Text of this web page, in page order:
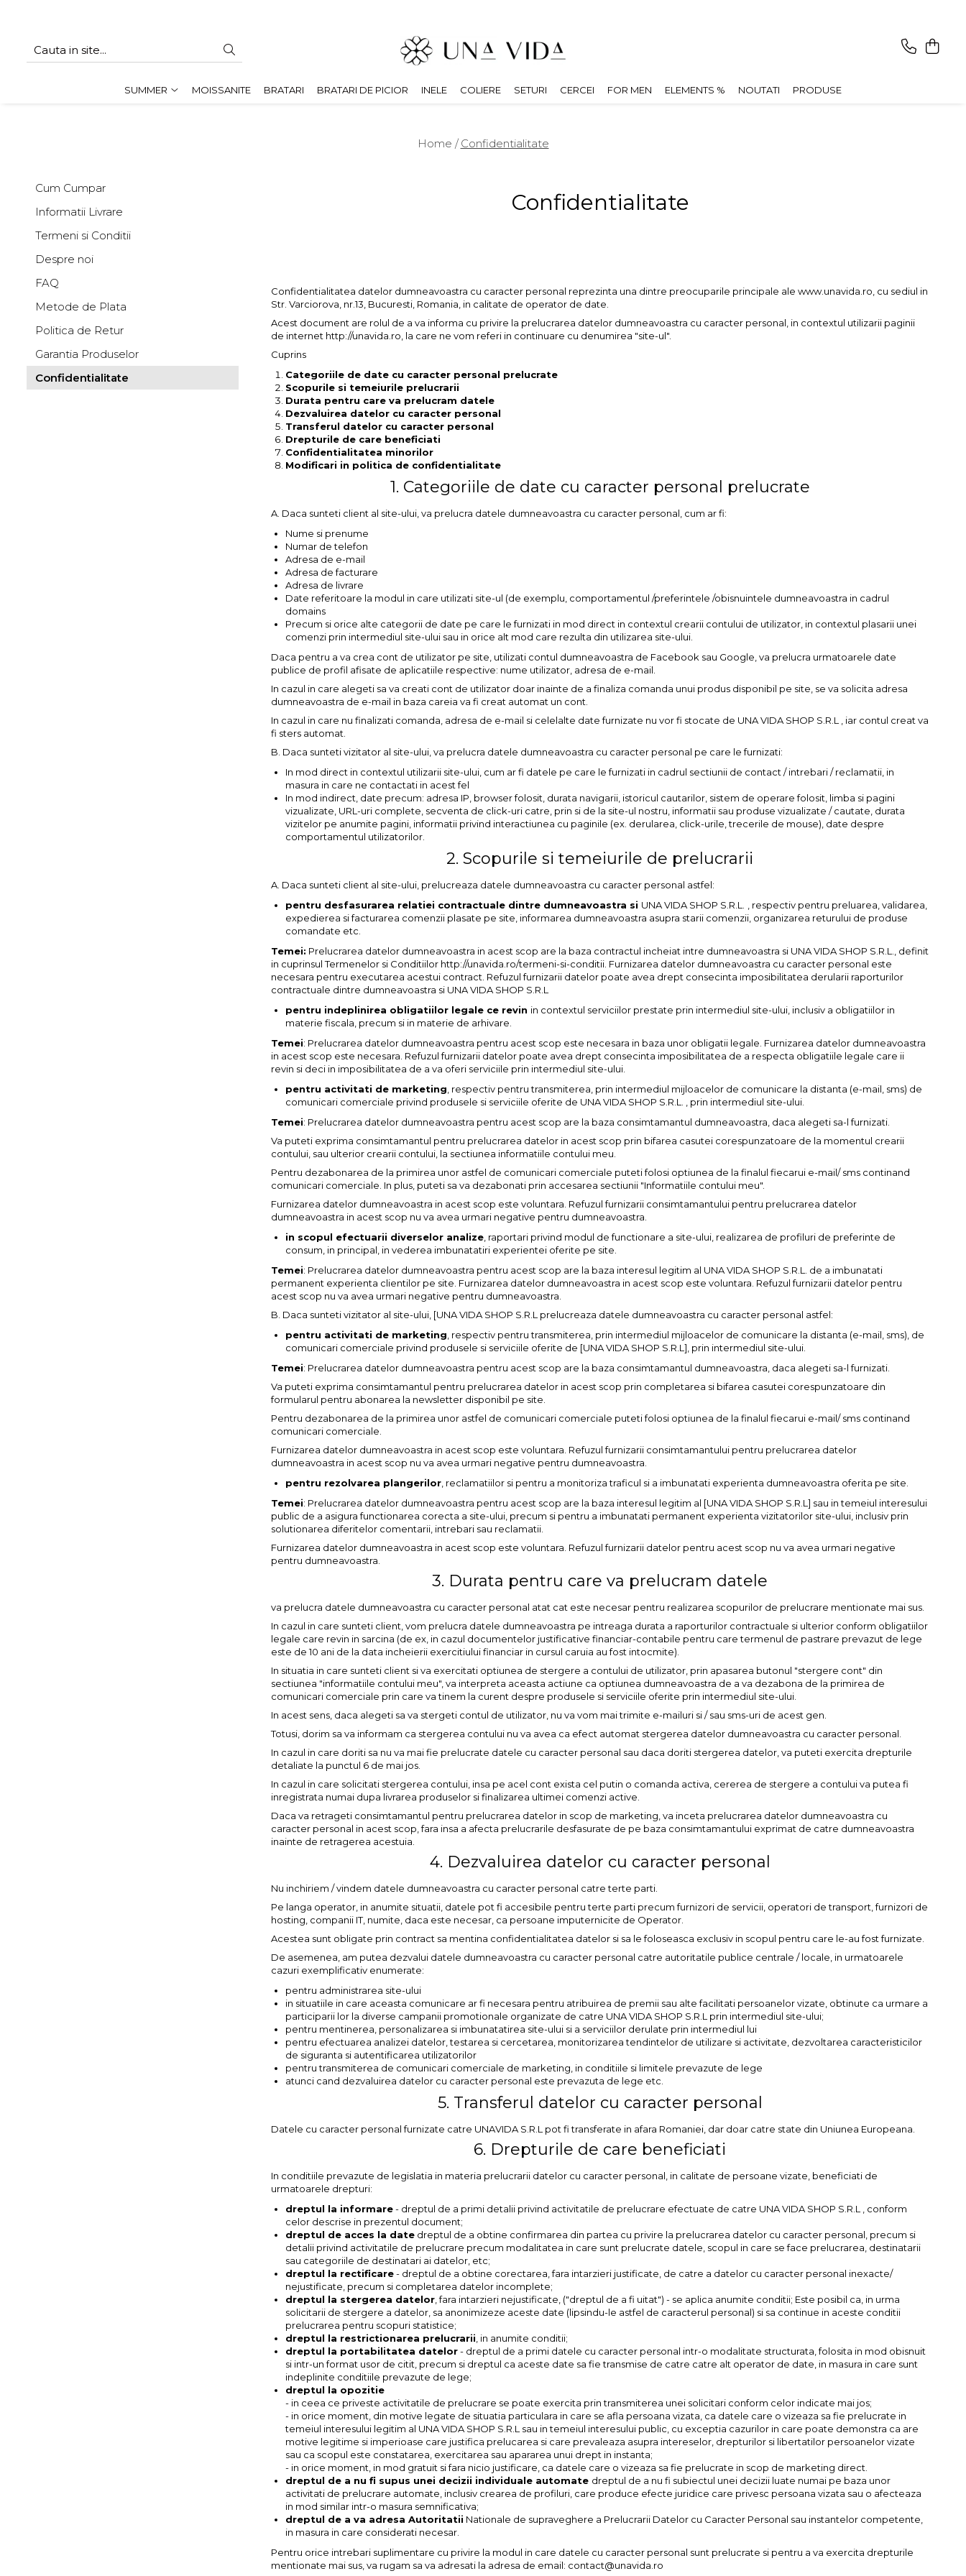
SUMMER
SUMMER MOISSANITE BRATARI BRATARI DE PICIOR INELE COLIERE SETURI CERCEI FOR MEN ELEMENTS % NOUTATI PRODUSE
Home / Confidentialitate
Confidentialitate
Confidentialitatea datelor dumneavoastra cu caracter personal reprezinta una dintre preocuparile principale ale www.unavida.ro, cu sediul in
Str. Varciorova, nr.13, Bucuresti, Romania, in calitate de operator de date.
Acest document are rolul de a va informa cu privire la prelucrarea datelor dumneavoastra cu caracter personal, in contextul utilizarii paginii
de internet http://unavida.ro, la care ne vom referi in continuare cu denumirea "site-ul".
Cuprins
Categoriile de date cu caracter personal prelucrate
Scopurile si temeiurile prelucrarii
Durata pentru care va prelucram datele
Dezvaluirea datelor cu caracter personal
Transferul datelor cu caracter personal
Drepturile de care beneficiati
Confidentialitatea minorilor
Modificari in politica de confidentialitate
1. Categoriile de date cu caracter personal prelucrate
A. Daca sunteti client al site-ului, va prelucra datele dumneavoastra cu caracter personal, cum ar fi:
Nume si prenume
Numar de telefon
Adresa de e-mail
Adresa de facturare
Adresa de livrare
Date referitoare la modul in care utilizati site-ul (de exemplu, comportamentul /preferintele /obisnuintele dumneavoastra in cadrul
domains
Precum si orice alte categorii de date pe care le furnizati in mod direct in contextul crearii contului de utilizator, in contextul plasarii unei
comenzi prin intermediul site-ului sau in orice alt mod care rezulta din utilizarea site-ului.
Daca pentru a va crea cont de utilizator pe site, utilizati contul dumneavoastra de Facebook sau Google, va prelucra urmatoarele date
publice de profil afisate de aplicatiile respective: nume utilizator, adresa de e-mail.
In cazul in care alegeti sa va creati cont de utilizator doar inainte de a finaliza comanda unui produs disponibil pe site, se va solicita adresa
dumneavoastra de e-mail in baza careia va fi creat automat un cont.
In cazul in care nu finalizati comanda, adresa de e-mail si celelalte date furnizate nu vor fi stocate de UNA VIDA SHOP S.R.L , iar contul creat va
fi sters automat.
B. Daca sunteti vizitator al site-ului, va prelucra datele dumneavoastra cu caracter personal pe care le furnizati:
In mod direct in contextul utilizarii site-ului, cum ar fi datele pe care le furnizati in cadrul sectiunii de contact / intrebari / reclamatii, in
masura in care ne contactati in acest fel
In mod indirect, date precum: adresa IP, browser folosit, durata navigarii, istoricul cautarilor, sistem de operare folosit, limba si pagini
vizualizate, URL-uri complete, secventa de click-uri catre, prin si de la site-ul nostru, informatii sau produse vizualizate / cautate, durata
vizitelor pe anumite pagini, informatii privind interactiunea cu paginile (ex. derularea, click-urile, trecerile de mouse), date despre
comportamentul utilizatorilor.
2. Scopurile si temeiurile de prelucrarii
A. Daca sunteti client al site-ului, prelucreaza datele dumneavoastra cu caracter personal astfel:
pentru desfasurarea relatiei contractuale dintre dumneavoastra si UNA VIDA SHOP S.R.L.
, respectiv pentru preluarea, validarea,
expedierea si facturarea comenzii plasate pe site, informarea dumneavoastra asupra starii comenzii, organizarea returului de produse
comandate etc.
Temei: Prelucrarea datelor dumneavoastra in acest scop are la baza contractul incheiat intre dumneavoastra si UNA VIDA SHOP S.R.L., definit
in cuprinsul Termenelor si Conditiilor http://unavida.ro/termeni-si-conditii. Furnizarea datelor dumneavoastra cu caracter personal este
necesara pentru executarea acestui contract. Refuzul furnizarii datelor poate avea drept consecinta imposibilitatea derularii raporturilor
contractuale dintre dumneavoastra si UNA VIDA SHOP S.R.L
pentru indeplinirea obligatiilor legale ce revin in contextul serviciilor prestate prin intermediul site-ului, inclusiv a obligatiilor in
materie fiscala, precum si in materie de arhivare.
Temei: Prelucrarea datelor dumneavoastra pentru acest scop este necesara in baza unor obligatii legale. Furnizarea datelor dumneavoastra
in acest scop este necesara. Refuzul furnizarii datelor poate avea drept consecinta imposibilitatea de a respecta obligatiile legale care ii
revin si deci in imposibilitatea de a va oferi serviciile prin intermediul site-ului.
pentru activitati de marketing , respectiv pentru transmiterea, prin intermediul mijloacelor de comunicare la distanta (e-mail, sms) de
comunicari comerciale privind produsele si serviciile oferite de UNA VIDA SHOP S.R.L. , prin intermediul site-ului.
Temei: Prelucrarea datelor dumneavoastra pentru acest scop are la baza consimtamantul dumneavoastra, daca alegeti sa-l furnizati.
Va puteti exprima consimtamantul pentru prelucrarea datelor in acest scop prin bifarea casutei corespunzatoare de la momentul crearii
contului, sau ulterior crearii contului, la sectiunea informatiile contului meu.
Pentru dezabonarea de la primirea unor astfel de comunicari comerciale puteti folosi optiunea de la finalul fiecarui e-mail/ sms continand
comunicari comerciale. In plus, puteti sa va dezabonati prin accesarea sectiunii "Informatiile contului meu".
Furnizarea datelor dumneavoastra in acest scop este voluntara. Refuzul furnizarii consimtamantului pentru prelucrarea datelor
dumneavoastra in acest scop nu va avea urmari negative pentru dumneavoastra.
in scopul efectuarii diverselor analize , raportari privind modul de functionare a site-ului, realizarea de profiluri de preferinte de
consum, in principal, in vederea imbunatatiri experientei oferite pe site.
Temei: Prelucrarea datelor dumneavoastra pentru acest scop are la baza interesul legitim al UNA VIDA SHOP S.R.L. de a imbunatati
permanent experienta clientilor pe site. Furnizarea datelor dumneavoastra in acest scop este voluntara. Refuzul furnizarii datelor pentru
acest scop nu va avea urmari negative pentru dumneavoastra.
B. Daca sunteti vizitator al site-ului, [UNA VIDA SHOP S.R.L prelucreaza datele dumneavoastra cu caracter personal astfel:
pentru activitati de marketing , respectiv pentru transmiterea, prin intermediul mijloacelor de comunicare la distanta (e-mail, sms), de
comunicari comerciale privind produsele si serviciile oferite de [UNA VIDA SHOP S.R.L], prin intermediul site-ului.
Temei: Prelucrarea datelor dumneavoastra pentru acest scop are la baza consimtamantul dumneavoastra, daca alegeti sa-l furnizati.
Va puteti exprima consimtamantul pentru prelucrarea datelor in acest scop prin completarea si bifarea casutei corespunzatoare din
formularul pentru abonarea la newsletter disponibil pe site.
Pentru dezabonarea de la primirea unor astfel de comunicari comerciale puteti folosi optiunea de la finalul fiecarui e-mail/ sms continand
comunicari comerciale.
Furnizarea datelor dumneavoastra in acest scop este voluntara. Refuzul furnizarii consimtamantului pentru prelucrarea datelor
dumneavoastra in acest scop nu va avea urmari negative pentru dumneavoastra.
pentru rezolvarea plangerilor , reclamatiilor si pentru a monitoriza traficul si a imbunatati experienta dumneavoastra oferita pe site.
Temei: Prelucrarea datelor dumneavoastra pentru acest scop are la baza interesul legitim al [UNA VIDA SHOP S.R.L] sau in temeiul interesului
public de a asigura functionarea corecta a site-ului, precum si pentru a imbunatati permanent experienta vizitatorilor site-ului, inclusiv prin
solutionarea diferitelor comentarii, intrebari sau reclamatii.
Furnizarea datelor dumneavoastra in acest scop este voluntara. Refuzul furnizarii datelor pentru acest scop nu va avea urmari negative
pentru dumneavoastra.
3. Durata pentru care va prelucram datele
va prelucra datele dumneavoastra cu caracter personal atat cat este necesar pentru realizarea scopurilor de prelucrare mentionate mai sus.
In cazul in care sunteti client, vom prelucra datele dumneavoastra pe intreaga durata a raporturilor contractuale si ulterior conform obligatiilor
legale care revin in sarcina (de ex, in cazul documentelor justificative financiar-contabile pentru care termenul de pastrare prevazut de lege
este de 10 ani de la data incheierii exercitiului financiar in cursul caruia au fost intocmite).
In situatia in care sunteti client si va exercitati optiunea de stergere a contului de utilizator, prin apasarea butonul "stergere cont" din
sectiunea "informatiile contului meu", va interpreta aceasta actiune ca optiunea dumneavoastra de a va dezabona de la primirea de
comunicari comerciale prin care va tinem la curent despre produsele si serviciile oferite prin intermediul site-ului.
In acest sens, daca alegeti sa va stergeti contul de utilizator, nu va vom mai trimite e-mailuri si / sau sms-uri de acest gen.
Totusi, dorim sa va informam ca stergerea contului nu va avea ca efect automat stergerea datelor dumneavoastra cu caracter personal.
In cazul in care doriti sa nu va mai fie prelucrate datele cu caracter personal sau daca doriti stergerea datelor, va puteti exercita drepturile
detaliate la punctul 6 de mai jos.
In cazul in care solicitati stergerea contului, insa pe acel cont exista cel putin o comanda activa, cererea de stergere a contului va putea fi
inregistrata numai dupa livrarea produselor si finalizarea ultimei comenzi active.
Daca va retrageti consimtamantul pentru prelucrarea datelor in scop de marketing, va inceta prelucrarea datelor dumneavoastra cu
caracter personal in acest scop, fara insa a afecta prelucrarile desfasurate de pe baza consimtamantului exprimat de catre dumneavoastra
inainte de retragerea acestuia.
4. Dezvaluirea datelor cu caracter personal
Nu inchiriem / vindem datele dumneavoastra cu caracter personal catre terte parti.
Pe langa operator, in anumite situatii, datele pot fi accesibile pentru terte parti precum furnizori de servicii, operatori de transport, furnizori de
hosting, companii IT, numite, daca este necesar, ca persoane imputernicite de Operator.
Acestea sunt obligate prin contract sa mentina confidentialitatea datelor si sa le foloseasca exclusiv in scopul pentru care le-au fost furnizate.
De asemenea, am putea dezvalui datele dumneavoastra cu caracter personal catre autoritatile publice centrale / locale, in urmatoarele
cazuri exemplificativ enumerate:
pentru administrarea site-ului
in situatiile in care aceasta comunicare ar fi necesara pentru atribuirea de premii sau alte facilitati persoanelor vizate, obtinute ca urmare a
participarii lor la diverse campanii promotionale organizate de catre UNA VIDA SHOP S.R.L prin intermediul site-ului;
pentru mentinerea, personalizarea si imbunatatirea site-ului si a serviciilor derulate prin intermediul lui
pentru efectuarea analizei datelor, testarea si cercetarea, monitorizarea tendintelor de utilizare si activitate, dezvoltarea caracteristicilor
de siguranta si autentificarea utilizatorilor
pentru transmiterea de comunicari comerciale de marketing, in conditiile si limitele prevazute de lege
atunci cand dezvaluirea datelor cu caracter personal este prevazuta de lege etc.
5. Transferul datelor cu caracter personal
Datele cu caracter personal furnizate catre UNAVIDA S.R.L pot fi transferate in afara Romaniei, dar doar catre state din Uniunea Europeana.
6. Drepturile de care beneficiati
In conditiile prevazute de legislatia in materia prelucrarii datelor cu caracter personal, in calitate de persoane vizate, beneficiati de
urmatoarele drepturi:
dreptul la informare- dreptul de a primi detalii privind activitatile de prelucrare efectuate de catre UNA VIDA SHOP S.R.L , conform
celor descrise in prezentul document;
dreptul de acces la date dreptul de a obtine confirmarea din partea cu privire la prelucrarea datelor cu caracter personal, precum si
detalii privind activitatile de prelucrare precum modalitatea in care sunt prelucrate datele, scopul in care se face prelucrarea, destinatarii
sau categoriile de destinatari ai datelor, etc;
dreptul la rectificare- dreptul de a obtine corectarea, fara intarzieri justificate, de catre a datelor cu caracter personal inexacte/
nejustificate, precum si completarea datelor incomplete;
dreptul la stergerea datelor , fara intarzieri nejustificate, ("dreptul de a fi uitat") - se aplica anumite conditii; Este posibil ca, in urma
solicitarii de stergere a datelor, sa anonimizeze aceste date (lipsindu-le astfel de caracterul personal) si sa continue in aceste conditii
prelucrarea pentru scopuri statistice;
dreptul la restrictionarea prelucrarii , in anumite conditii;
dreptul la portabilitatea datelor- dreptul de a primi datele cu caracter personal intr-o modalitate structurata, folosita in mod obisnuit
si intr-un format usor de citit, precum si dreptul ca aceste date sa fie transmise de catre catre alt operator de date, in masura in care sunt
indeplinite conditiile prevazute de lege;
dreptul la opozitie
- in ceea ce priveste activitatile de prelucrare se poate exercita prin transmiterea unei solicitari conform celor indicate mai jos;
- in orice moment, din motive legate de situatia particulara in care se afla persoana vizata, ca datele care o vizeaza sa fie prelucrate in
temeiul interesului legitim al UNA VIDA SHOP S.R.L sau in temeiul interesului public, cu exceptia cazurilor in care poate demonstra ca are
motive legitime si imperioase care justifica prelucarea si care prevaleaza asupra intereselor, drepturilor si libertatilor persoanelor vizate
sau ca scopul este constatarea, exercitarea sau apararea unui drept in instanta;
- in orice moment, in mod gratuit si fara nicio justificare, ca datele care o vizeaza sa fie prelucrate in scop de marketing direct.
dreptul de a nu fi supus unei decizii individuale automate dreptul de a nu fi subiectul unei decizii luate numai pe baza unor
activitati de prelucrare automate, inclusiv crearea de profiluri, care produce efecte juridice care privesc persoana vizata sau o afecteaza
in mod similar intr-o masura semnificativa;
dreptul de a va adresa Autoritatii Nationale de supraveghere a Prelucrarii Datelor cu Caracter Personal sau instantelor competente,
in masura in care considerati necesar.
Pentru orice intrebari suplimentare cu privire la modul in care datele cu caracter personal sunt prelucrate si pentru a va exercita drepturile
mentionate mai sus, va rugam sa va adresati la adresa de email: contact@unavida.ro
Cum Cumpar
Informatii Livrare
Termeni si Conditii
Despre noi
FAQ
Metode de Plata
Politica de Retur
Garantia Produselor
Confidentialitate